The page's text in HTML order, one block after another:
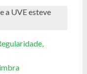
a UVE esteve